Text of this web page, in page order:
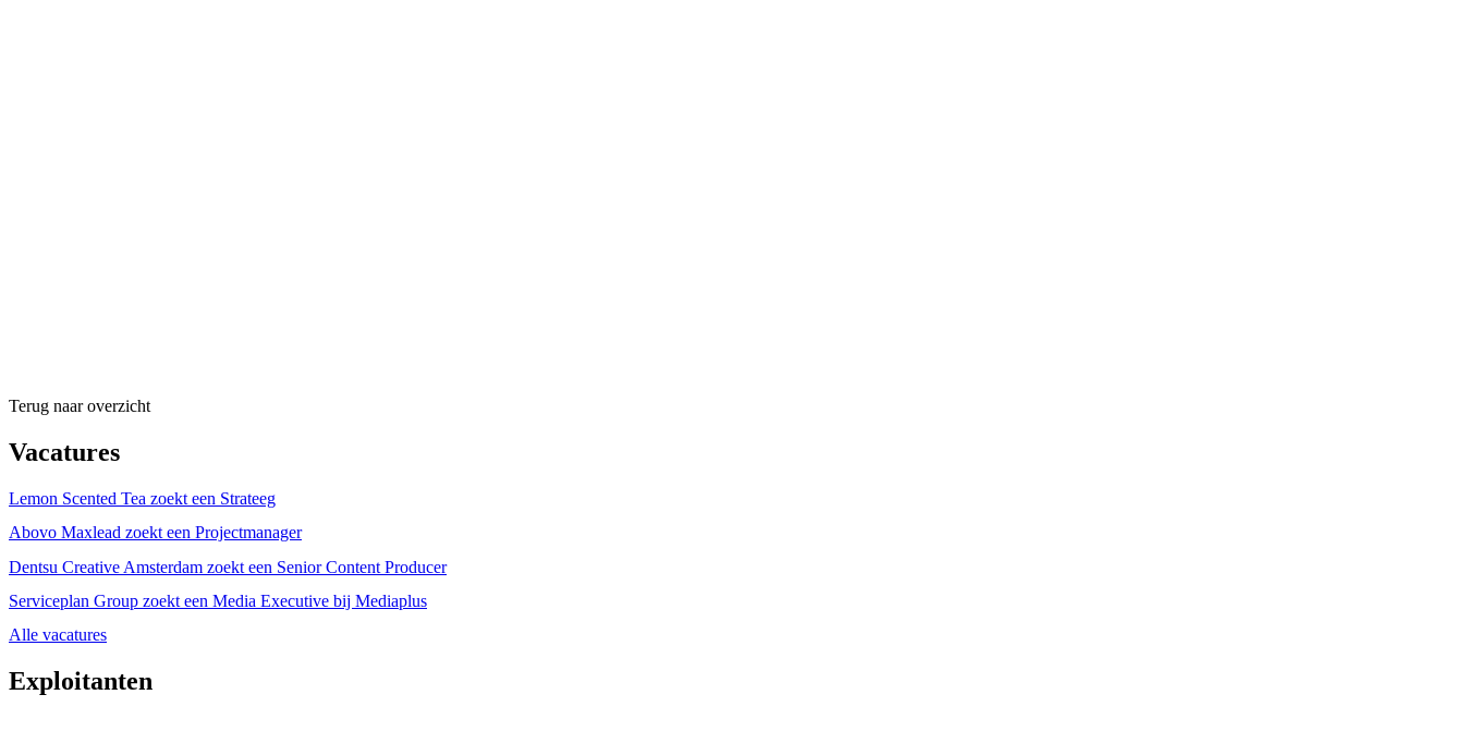
Terug naar overzicht
Vacatures
Lemon Scented Tea zoekt een Strateeg
Abovo Maxlead zoekt een Projectmanager
Dentsu Creative Amsterdam zoekt een Senior Content Producer
Serviceplan Group zoekt een Media Executive bij Mediaplus
Alle vacatures
Exploitanten